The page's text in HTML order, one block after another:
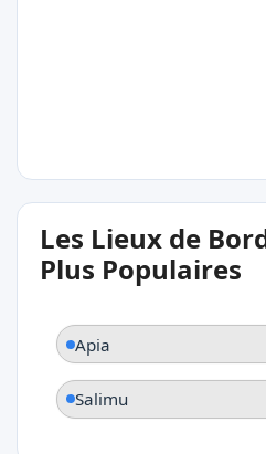
27°C
Salimu
Les Lieux de
Plus Populaires
Apia
Salimu